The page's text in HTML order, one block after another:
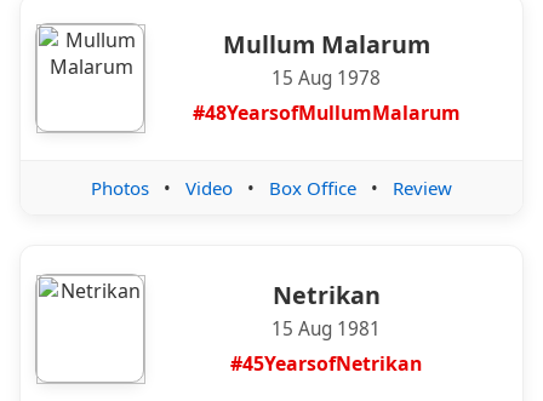
Mullum Malarum
15 Aug 1978
#48YearsofMullumMalarum
Photos • Video • Box Office • Review
Netrikan
15 Aug 1981
#45YearsofNetrikan